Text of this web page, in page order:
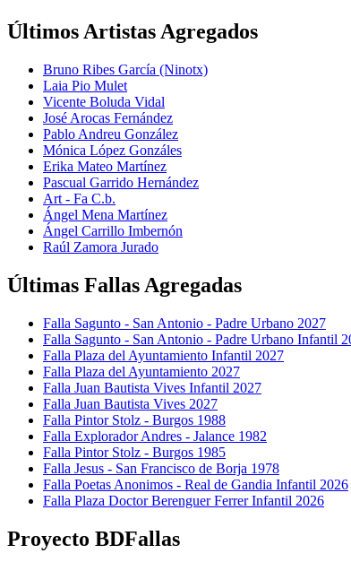
Últimos Artistas Agregados
Bruno Ribes García (Ninotx)
Laia Pio Mulet
Vicente Boluda Vidal
José Arocas Fernández
Pablo Andreu González
Mónica López Gonzáles
Erika Mateo Martínez
Pascual Garrido Hernández
Art - Fa C.b.
Ángel Mena Martínez
Ángel Carrillo Imbernón
Raúl Zamora Jurado
Últimas Fallas Agregadas
Falla Sagunto - San Antonio - Padre Urbano 2027
Falla Sagunto - San Antonio - Padre Urbano Infantil
Falla Plaza del Ayuntamiento Infantil 2027
Falla Plaza del Ayuntamiento 2027
Falla Juan Bautista Vives Infantil 2027
Falla Juan Bautista Vives 2027
Falla Pintor Stolz - Burgos 1988
Falla Explorador Andres - Jalance 1982
Falla Pintor Stolz - Burgos 1985
Falla Jesus - San Francisco de Borja 1978
Falla Poetas Anonimos - Real de Gandia Infantil 2026
Falla Plaza Doctor Berenguer Ferrer Infantil 2026
Proyecto BDFallas